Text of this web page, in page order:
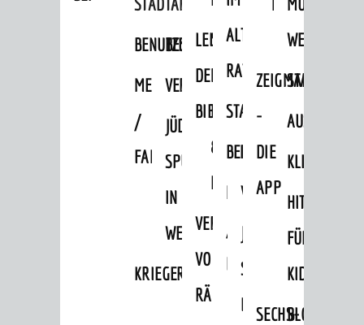
BENUTZUNG
MELDEKARTEI
/
FAMILIENFORSCHUNG
BESTANDSÜBERSICHT
VERÖFFENTLICHUNGEN
JÜDISCHE
SPUREN
IN
WEINHEIM
KRIEGERDENKMAL
LEIHVERKEHR
DER
BIBLIOTHEK
SERVICE
FÜR
LEHRER/INNEN
&
ERZIEHER/INNEN
VERMIETUNG
VON
RÄUMEN
ALTEN
RATHAUS
STADTARCHIV
BENUTZUNG
MELDEKARTEI
/
FAMILIENFORSCHUNG
JÜDISCHE
SPUREN
IN
WEG
ZEIGMAL
-
DIE
APP
STADTTEILE
HITS
FÜR
KIDS
SECHS-BLOGGER